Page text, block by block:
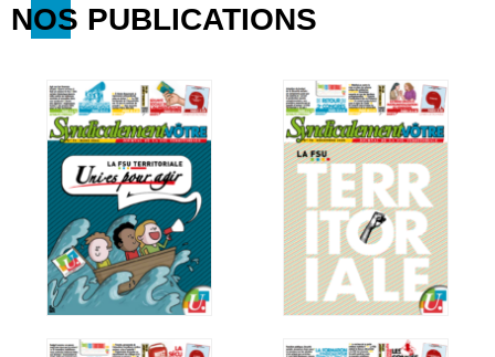
NOS PUBLICATIONS